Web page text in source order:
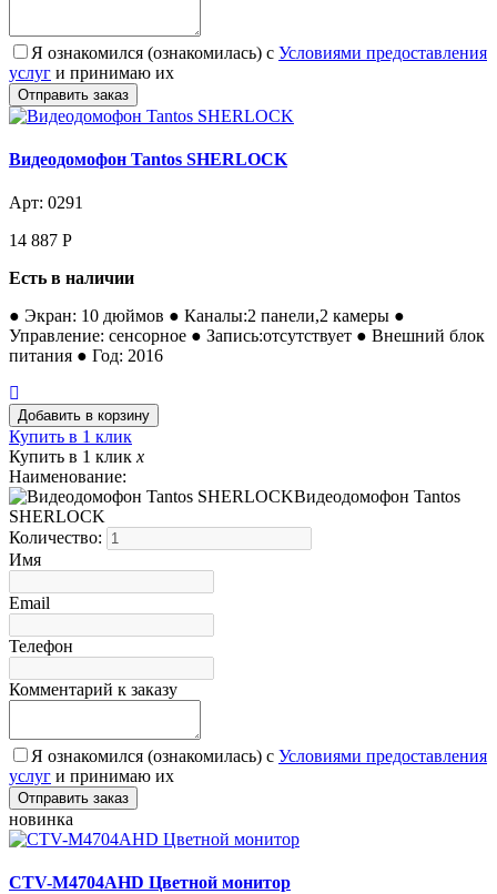
Я ознакомился (ознакомилась) с Условиями предоставления
услуг и принимаю их
Видеодомофон Tantos SHERLOCK
Арт: 0291
14 887 Р
Есть в наличии
● Экран: 10 дюймов ● Каналы:2 панели,2 камеры ●
Управление: сенсорное ● Запись:отсутствует ● Внешний блок
питания ● Год: 2016
Купить в 1 клик
Купить в 1 клик x
Наименование:
Видеодомофон Tantos
SHERLOCK
Количество:
Имя
Email
Телефон
Комментарий к заказу
Я ознакомился (ознакомилась) с Условиями предоставления
услуг и принимаю их
новинка
CTV-M4704AHD Цветной монитор